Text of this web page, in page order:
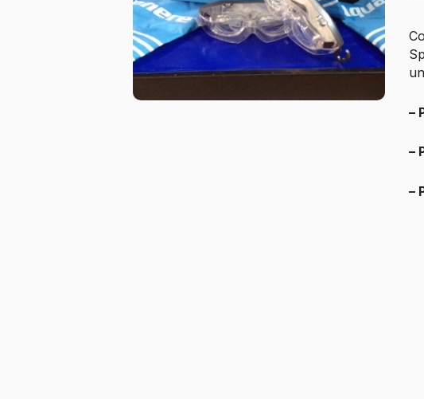
–
–
–